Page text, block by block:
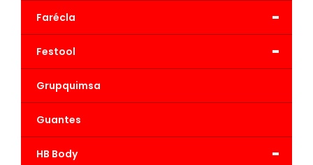
-
Farécla
-
Festool
Grupquimsa
Guantes
-
HB Body